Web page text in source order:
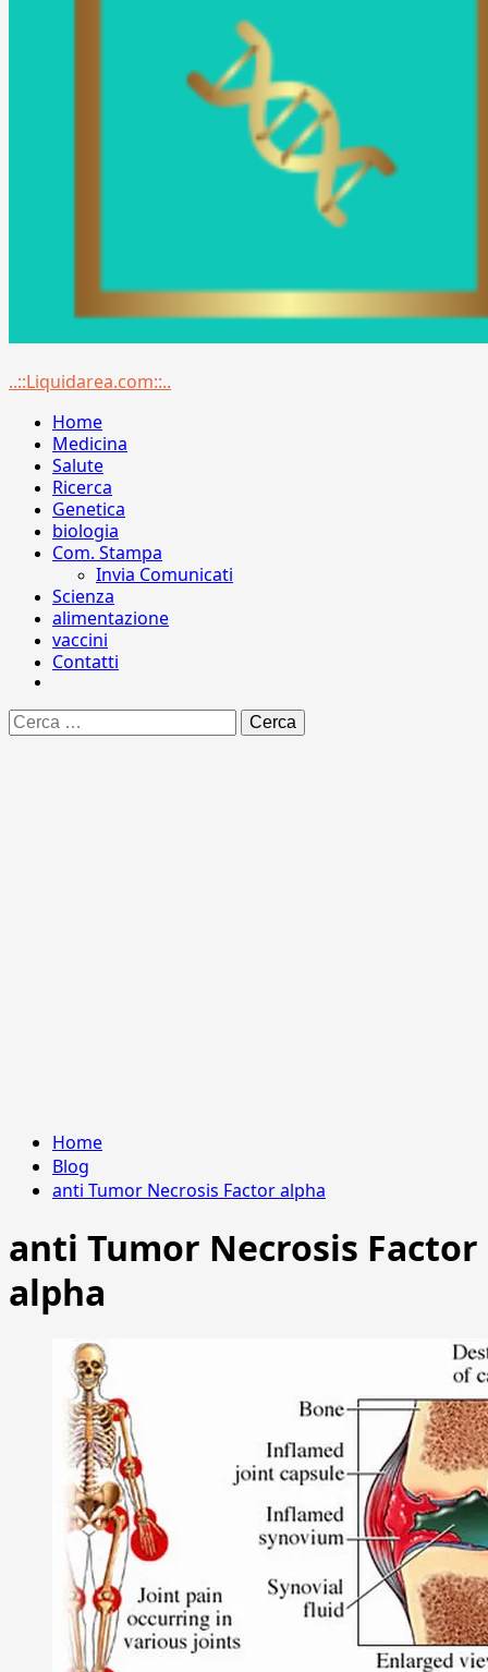
Menu
..::Liquidarea.com::..
Home
Medicina
Salute
Ricerca
Genetica
biologia
Com. Stampa
Invia Comunicati
Scienza
alimentazione
vaccini
Contatti
Ricerca
per:
Home
Blog
anti Tumor Necrosis Factor alpha
anti Tumor Necrosis Factor
alpha